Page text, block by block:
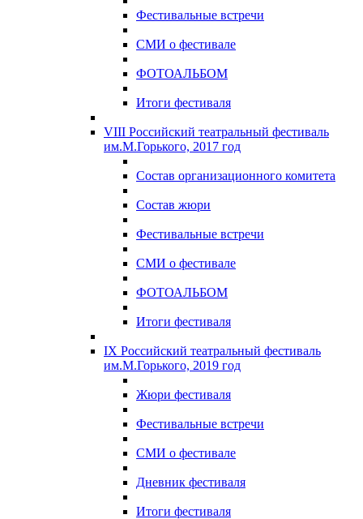
Фестивальные встречи
СМИ о фестивале
ФОТОАЛЬБОМ
Итоги фестиваля
VIII Российский театральный фестиваль
им.М.Горького, 2017 год
Состав организационного комитета
Состав жюри
Фестивальные встречи
СМИ о фестивале
ФОТОАЛЬБОМ
Итоги фестиваля
IX Российский театральный фестиваль
им.М.Горького, 2019 год
Жюри фестиваля
Фестивальные встречи
СМИ о фестивале
Дневник фестиваля
Итоги фестиваля